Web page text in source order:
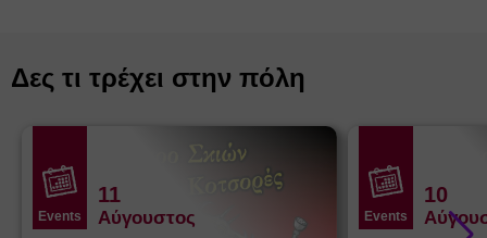
Δες τι τρέχει στην πόλη
Events
11
Αύγουστος Events
10